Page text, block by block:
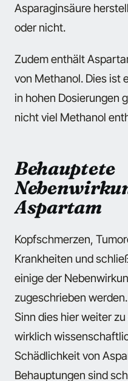
Asparaginsäure
oder nicht.
Zudem enthält
von Methanol. Dies ist
in hohen Dosierungen
nicht viel Methanol
Behauptete
Aspartam
Kopfschmerzen,
Krankheiten und
einige der
zugeschrieben
Sinn dies hier weiter
wirklich
Schädlichkeit von
Behauptungen sind